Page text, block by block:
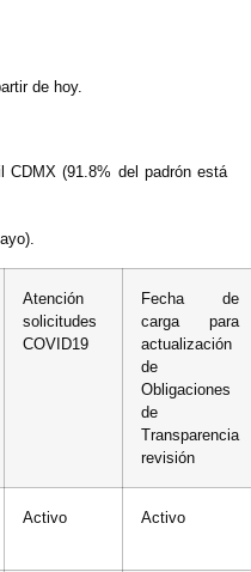
de hoy.
CDMX (91.8% del padrón está
Atención
solicitudes
COVID19
Fecha de
carga para
actualización
de
Obligaciones
de
Transparencia
revisión
Activo Activo